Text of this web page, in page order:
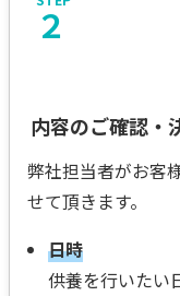
２
内容のご確認・
弊社担当者がお客
せて頂きます。
日時
供養を行いたい